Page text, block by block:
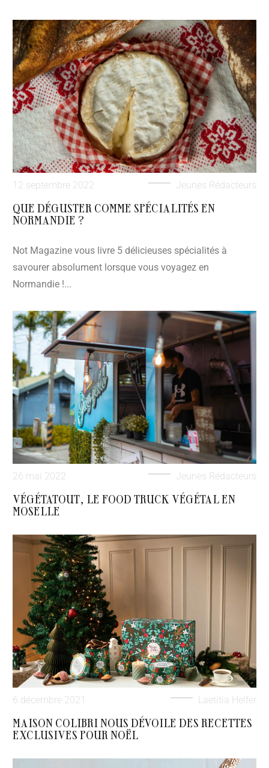
12 septembre 2022 Jeunes Rédacteurs
QUE DÉGUSTER COMME SPÉCIALITÉS EN
NORMANDIE ?
Not Magazine vous livre 5 délicieuses spécialités à
savourer absolument lorsque vous voyagez en
Normandie !...
26 mai 2022 Jeunes Rédacteurs
VÉGÉTATOUT, LE FOOD TRUCK VÉGÉTAL EN
MOSELLE
6 décembre 2021 Laetitia Helfer
MAISON COLIBRI NOUS DÉVOILE DES RECETTES
EXCLUSIVES POUR NOËL